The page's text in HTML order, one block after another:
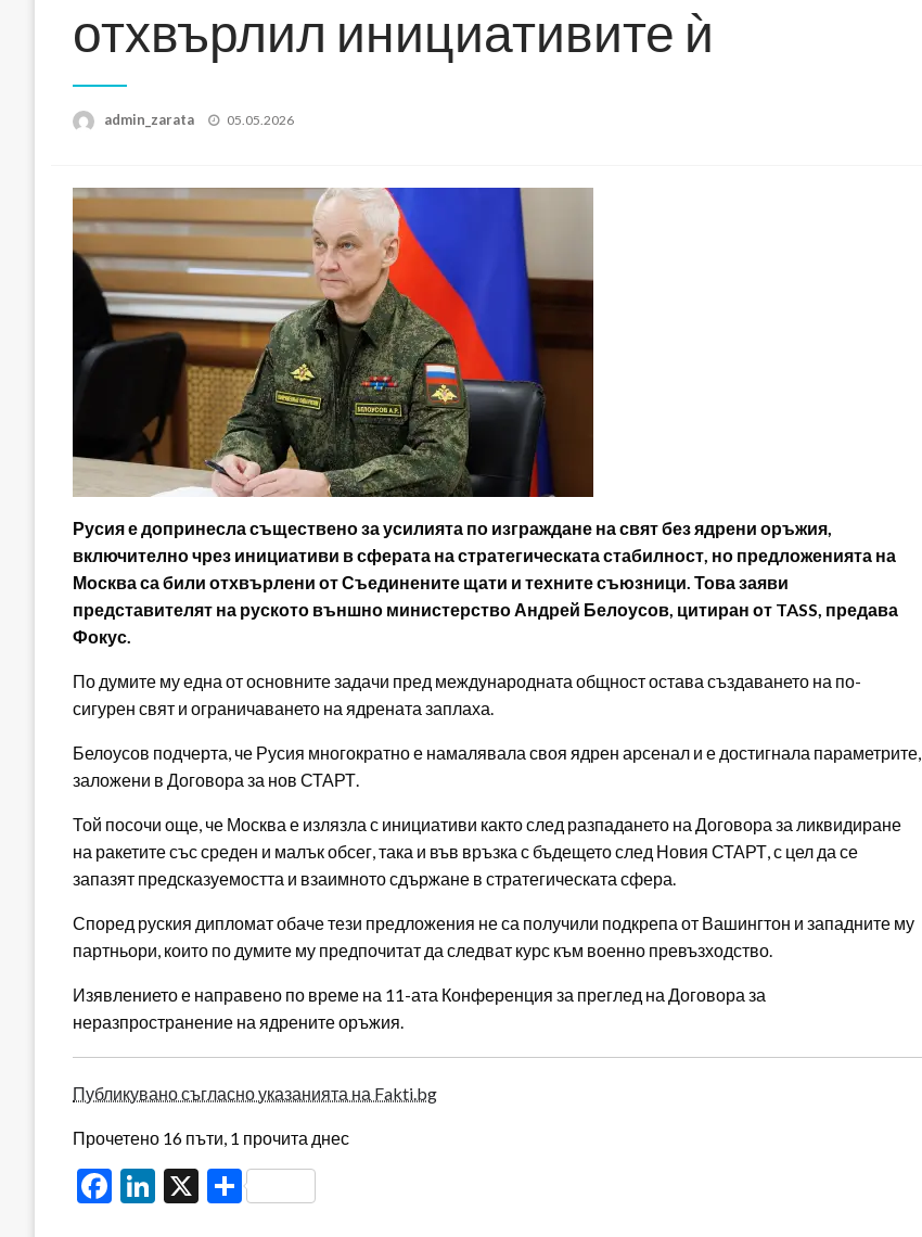
отхвърлил инициативите ѝ
admin_zarata
Posted
05.05.2026
Русия е допринесла съществено за усилията по изграждане на свят без ядрени оръжия,
включително чрез инициативи в сферата на стратегическата стабилност, но предложенията на
Москва са били отхвърлени от Съединените щати и техните съюзници. Това заяви
представителят на руското външно министерство Андрей Белоусов, цитиран от TASS, предава
Фокус.
По думите му една от основните задачи пред международната общност остава създаването на по-
сигурен свят и ограничаването на ядрената заплаха.
Белоусов подчерта, че Русия многократно е намалявала своя ядрен арсенал и е достигнала параметрите,
заложени в Договора за нов СТАРТ.
Той посочи още, че Москва е излязла с инициативи както след разпадането на Договора за ликвидиране
на ракетите със среден и малък обсег, така и във връзка с бъдещето след Новия СТАРТ, с цел да се
запазят предсказуемостта и взаимното сдържане в стратегическата сфера.
Според руския дипломат обаче тези предложения не са получили подкрепа от Вашингтон и западните му
партньори, които по думите му предпочитат да следват курс към военно превъзходство.
Изявлението е направено по време на 11-ата Конференция за преглед на Договора за
неразпространение на ядрените оръжия.
Публикувано съгласно указанията на Fakti.bg
Прочетено 16 пъти, 1 прочита днес
Facebook
LinkedIn
X Share